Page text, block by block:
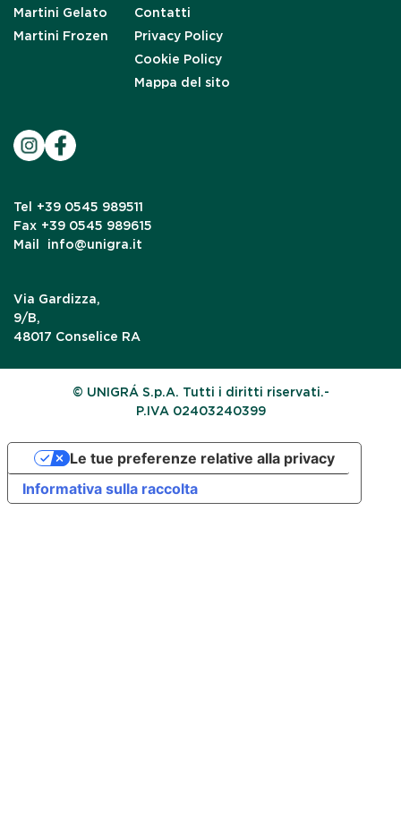
Martini Gelato
Martini Frozen
Contatti
Privacy Policy
Cookie Policy
Mappa del sito
Tel
+39 0545 989511
Fax +39 0545 989615
Mail
info@unigra.it
Via Gardizza,
9/B,
48017 Conselice RA
© UNIGRÁ S.p.A. Tutti i diritti riservati.-
P.IVA 02403240399
Informativa sulla raccolta
Le tue preferenze relative alla privacy